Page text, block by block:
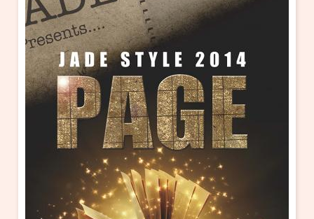
・ イベント一覧
・ イベントカレンダー
ご来場案内
・ 館内サービス・アクセシビリティ
・ フロアマップ
・ レストラン/カフェ
・ よくある質問
施設を借りる
KAATについて
・ ミッション
・ 芸術監督
KAAT 神奈川芸術劇場